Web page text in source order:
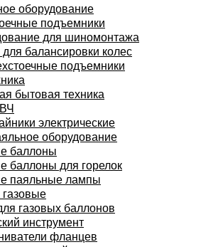
оборудование
подъемники
для шиномонтажа
балансировки колес
подъемники
бытовая техника
электрические
оборудование
баллоны
баллоны для горелок
паяльные лампы
газовых баллонов
инструмент
фланцев